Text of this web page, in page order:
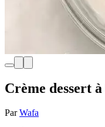
Crème dessert
ParWafa